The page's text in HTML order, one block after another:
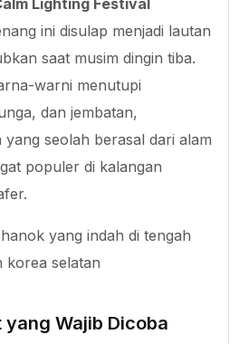
Lighting Festival
ini disulap menjadi lautan
saat musim dingin tiba.
warni menutupi
dan jembatan,
yang seolah berasal dari alam
populer di kalangan
Wajib Dicoba